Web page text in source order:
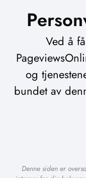
Ved å
og
bundet av
Denne siden er